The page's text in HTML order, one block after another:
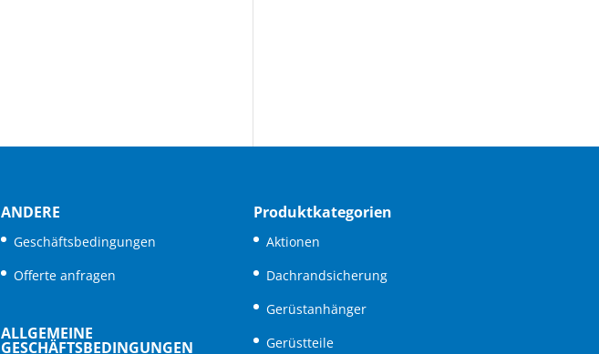
ANDERE
Geschäftsbedingungen
Offerte anfragen
ALLGEMEINE
GESCHÄFTSBEDINGUNGEN
Produktkategorien
Aktionen
Dachrandsicherung
Gerüstanhänger
Gerüstteile